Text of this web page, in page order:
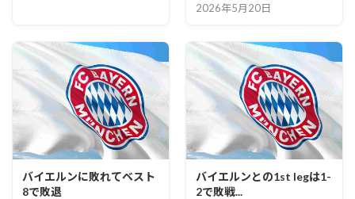
2026年5月20日
バイエルンに敗れてベスト
8で敗退
バイエルンとの1st legは1-
2で敗戦...